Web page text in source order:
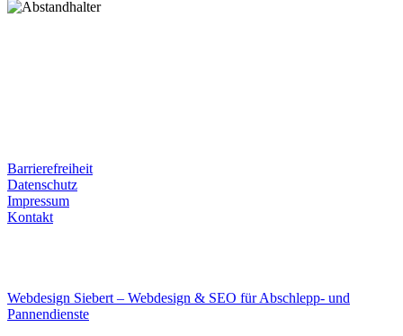
Barrierefreiheit
Datenschutz
Impressum
Kontakt
Webdesign Siebert – Webdesign & SEO für Abschlepp- und
Pannendienste